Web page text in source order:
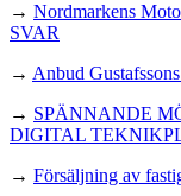
→ Nordmarkens
SVAR
→ Anbud
→ SPÄNNANDE
DIGITAL
→ Försäljning av